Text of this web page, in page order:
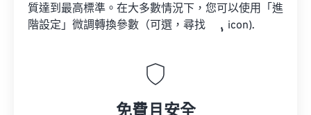
質達到最高標準。在大多數情況下，您可以使用「進
階設定」微調轉換參數（可選，尋找
icon).